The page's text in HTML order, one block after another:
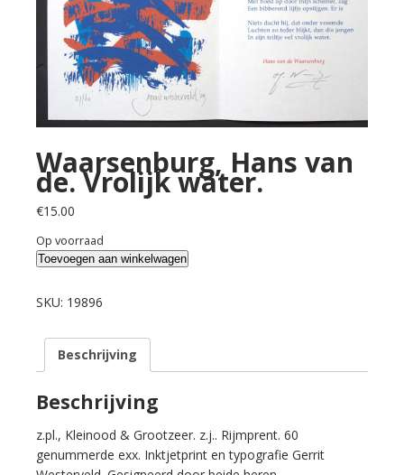
Waarsenburg, Hans van
de. Vrolijk water.
€15.00
Op voorraad
Waarsenburg,
van
Vrolijk
water.
aantal
Toevoegen aan winkelwagen
SKU: 19896
Beschrijving
Beschrijving
z.pl., Kleinood & Grootzeer. z.j.. Rijmprent. 60
genummerde exx. Inktjetprint en typografie Gerrit